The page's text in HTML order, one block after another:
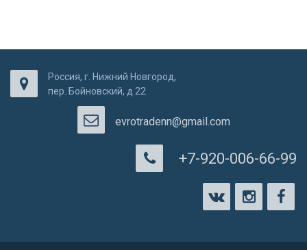
Россия, г. Нижний Новгород,
пер. Бойновский, д.22
evrotradenn@gmail.com
+7-920-006-66-99